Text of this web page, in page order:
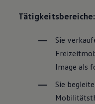
Tätigkeitsbereiche:
Sie
Image als
Sie